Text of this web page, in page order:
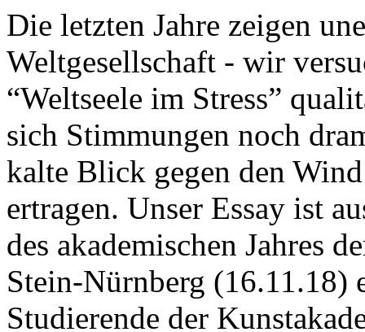
Die letzten Jahre zeigen
Weltgesellschaft - wir
“Weltseele im Stress”
sich Stimmungen noch
kalte Blick gegen den
ertragen. Unser Essay ist
des akademischen Jahres
Stein-Nürnberg (16.11.18)
Studierende der